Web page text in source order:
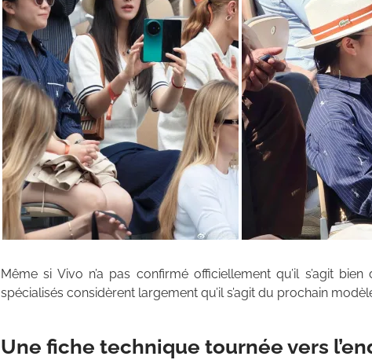
Même si Vivo n’a pas confirmé officiellement qu’il s’agit
spécialisés considèrent largement qu’il s’agit du prochain
Une fiche technique tournée vers